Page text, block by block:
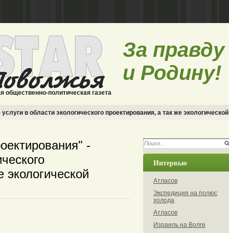
общественно-политическая газета
За правду
и Родину!
в области экологического проектирования, а так же экологической
-
экологической
Интервью
Атласов
Экспедиция на полюс
холода
Атласов
Израиль на Волге